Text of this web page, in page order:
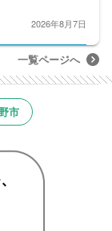
2026年8月7日
一覧ページへ
市